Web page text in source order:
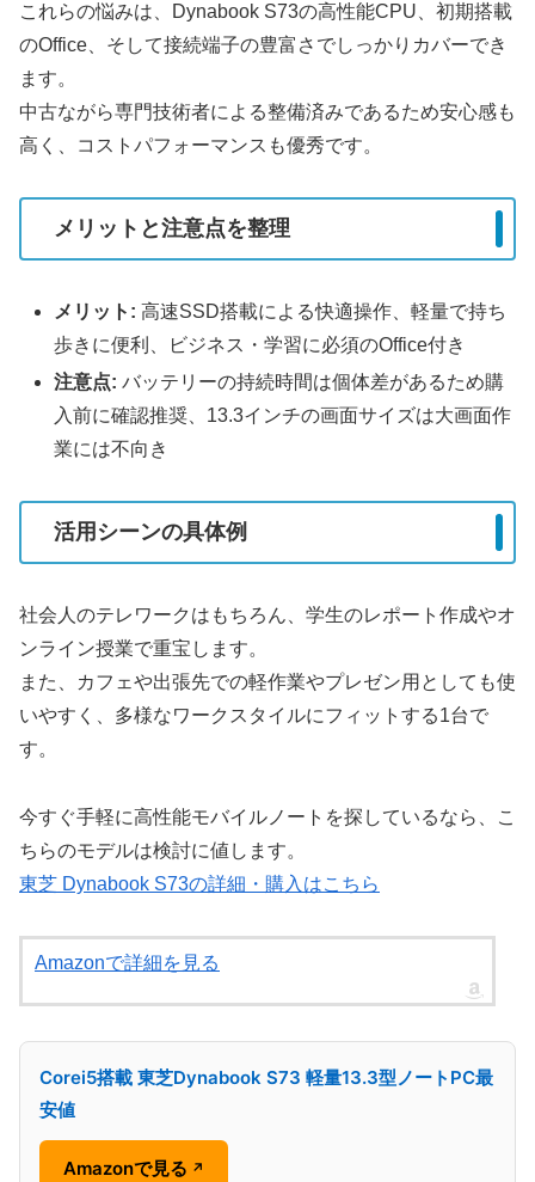
これらの悩みは、Dynabook S73の高性能CPU、初期搭載
のOffice、そして接続端子の豊富さでしっかりカバーでき
ます。
中古ながら専門技術者による整備済みであるため安心感も
高く、コストパフォーマンスも優秀です。
メリットと注意点を整理
メリット: 高速SSD搭載による快適操作、軽量で持ち
歩きに便利、ビジネス・学習に必須のOffice付き
注意点: バッテリーの持続時間は個体差があるため購
入前に確認推奨、13.3インチの画面サイズは大画面作
業には不向き
活用シーンの具体例
社会人のテレワークはもちろん、学生のレポート作成やオ
ンライン授業で重宝します。
また、カフェや出張先での軽作業やプレゼン用としても使
いやすく、多様なワークスタイルにフィットする1台で
す。
今すぐ手軽に高性能モバイルノートを探しているなら、こ
ちらのモデルは検討に値します。
東芝 Dynabook S73の詳細・購入はこちら
Amazonで詳細を見る
Corei5搭載 東芝Dynabook S73 軽量13.3型ノートPC最
安値
Amazonで見る ↗